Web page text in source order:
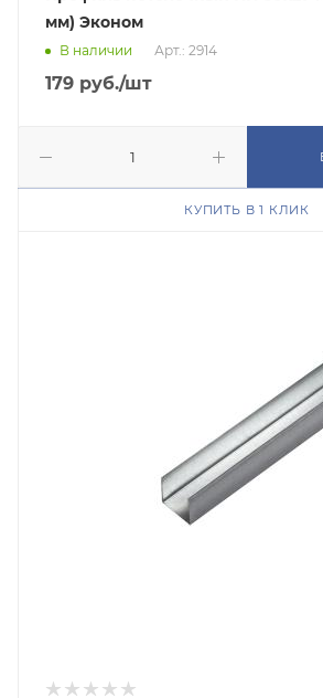
мм) Эконом
В наличии Арт.: 2914
179 руб./шт
КУПИТЬ В 1 КЛИК